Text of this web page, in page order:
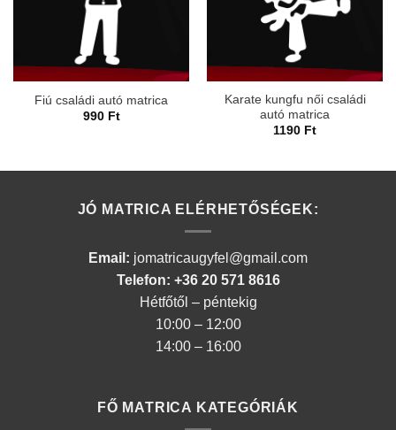
Fiú családi autó matrica
990 Ft
Karate kungfu női családi
autó matrica
1190 Ft
JÓ MATRICA ELÉRHETŐSÉGEK:
Email: jomatricaugyfel@gmail.com
Telefon: +36 20 571 8616
Hétfőtől – péntekig
10:00 – 12:00
14:00 – 16:00
FŐ MATRICA KATEGÓRIÁK